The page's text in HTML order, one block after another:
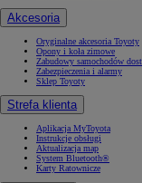
Akcesoria
Oryginalne akcesoria Toyoty
Opony i koła zimowe
Zabudowy samochodów
Zabezpieczenia i alarmy
Sklep Toyoty
Strefa klienta
Aplikacja MyToyota
Instrukcje obsługi
Aktualizacja map
System Bluetooth®
Karty Ratownicze